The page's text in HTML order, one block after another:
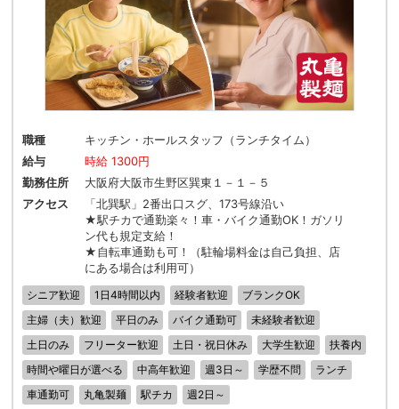
職種
キッチン・ホールスタッフ（ランチタイム）
給与
時給 1300円
勤務住所
大阪府大阪市生野区巽東１－１－５
アクセス
「北巽駅」2番出口スグ、173号線沿い
★駅チカで通勤楽々！車・バイク通勤OK！ガソリ
ン代も規定支給！
★自転車通勤も可！（駐輪場料金は自己負担、店
にある場合は利用可）
シニア歓迎 1日4時間以内 経験者歓迎
ブランクOK
主婦（夫）歓迎
平日のみ バイク通勤可
未経験者歓迎
土日のみ
フリーター歓迎 土日・祝日休み 大学生歓迎
扶養内
時間や曜日が選べる
中高年歓迎 週3日～ 学歴不問
ランチ
車通勤可
丸亀製麺 駅チカ 週2日～